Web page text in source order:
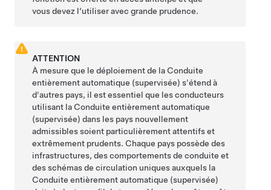
vous devez l’utiliser avec grande prudence.
ATTENTION
À mesure que le déploiement de la Conduite
entièrement automatique (supervisée) s'étend à
d'autres pays, il est essentiel que les conducteurs
utilisant la Conduite entièrement automatique
(supervisée) dans les pays nouvellement
admissibles soient particulièrement attentifs et
extrêmement prudents. Chaque pays possède des
infrastructures, des comportements de conduite et
des schémas de circulation uniques auxquels la
Conduite entièrement automatique (supervisée)